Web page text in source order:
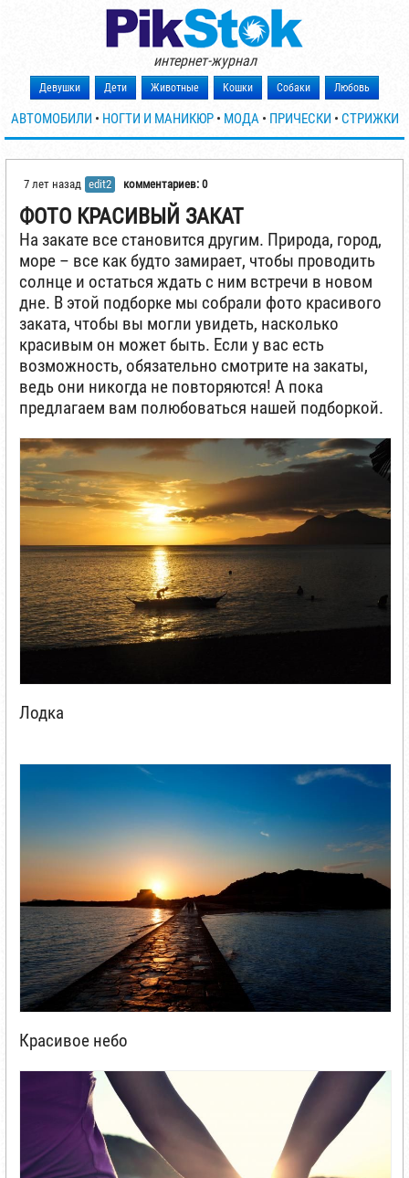
интернет-журнал
Девушки Дети Животные Кошки Собаки Любовь
АВТОМОБИЛИ • НОГТИ И МАНИКЮР• МОДА • ПРИЧЕСКИ • СТРИЖКИ
7 лет назад edit2 комментариев: 0
ФОТО КРАСИВЫЙ ЗАКАТ
На закате все становится другим. Природа, город,
море – все как будто замирает, чтобы проводить
солнце и остаться ждать с ним встречи в новом
дне. В этой подборке мы собрали фото красивого
заката, чтобы вы могли увидеть, насколько
красивым он может быть. Если у вас есть
возможность, обязательно смотрите на закаты,
ведь они никогда не повторяются! А пока
предлагаем вам полюбоваться нашей подборкой.
Лодка
Красивое небо